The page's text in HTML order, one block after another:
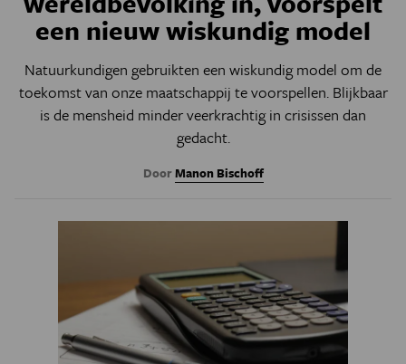
een nieuw wiskundig model
Natuurkundigen gebruikten een wiskundig model om de
toekomst van onze maatschappij te voorspellen. Blijkbaar
is de mensheid minder veerkrachtig in crisissen dan
gedacht.
DoorManon Bischoff